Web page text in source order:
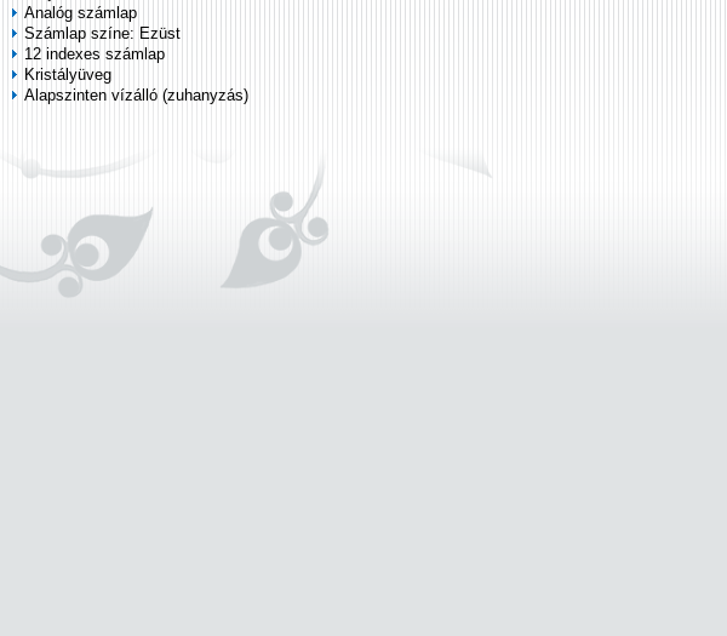
Analóg számlap
Számlap színe: Ezüst
12 indexes számlap
Kristályüveg
Alapszinten vízálló (zuhanyzás)